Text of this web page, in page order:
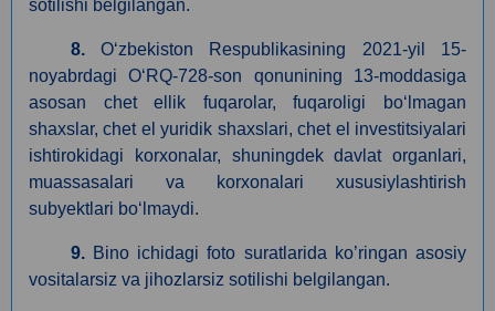
sotilishi belgilangan.
8.O‘zbekiston Respublikasining 2021-yil 15-
noyabrdagi O‘RQ-728-son qonunining 13-moddasiga
asosan сhet ellik fuqarolar, fuqaroligi bo‘lmagan
shaxslar, chet el yuridik shaxslari, chet el investitsiyalari
ishtirokidagi korxonalar, shuningdek davlat organlari,
muassasalari va korxonalari xususiylashtirish
subyektlari bo‘lmaydi.
9.Bino ichidagi foto suratlarida ko’ringan asosiy
vositalarsiz va jihozlarsiz sotilishi belgilangan.